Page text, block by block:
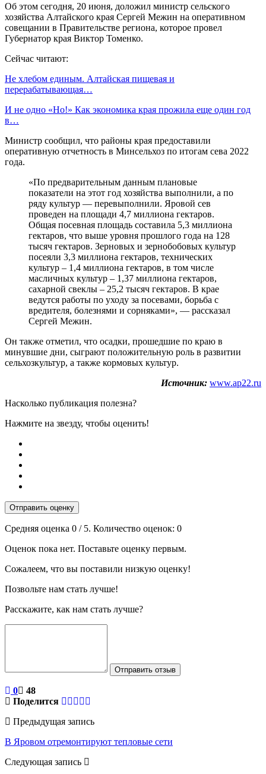
Об этом сегодня, 20 июня, доложил министр сельского
хозяйства Алтайского края Сергей Межин на оперативном
совещании в Правительстве региона, которое провел
Губернатор края Виктор Томенко.
Сейчас читают:
Не хлебом единым. Алтайская пищевая и
перерабатывающая…
И не одно «Но!» Как экономика края прожила еще один год
в…
Министр сообщил, что районы края предоставили
оперативную отчетность в Минсельхоз по итогам сева 2022
года.
«По предварительным данным плановые
показатели на этот год хозяйства выполнили, а по
ряду культур — перевыполнили. Яровой сев
проведен на площади 4,7 миллиона гектаров.
Общая посевная площадь составила 5,3 миллиона
гектаров, что выше уровня прошлого года на 128
тысяч гектаров. Зерновых и зернобобовых культур
посеяли 3,3 миллиона гектаров, технических
культур – 1,4 миллиона гектаров, в том числе
масличных культур – 1,37 миллиона гектаров,
сахарной свеклы – 25,2 тысяч гектаров. В крае
ведутся работы по уходу за посевами, борьба с
вредителя, болезнями и сорняками», — рассказал
Сергей Межин.
Он также отметил, что осадки, прошедшие по краю в
минувшие дни, сыграют положительную роль в развитии
сельхозкультур, а также кормовых культур.
Источник: www.ap22.ru
Насколько публикация полезна?
Нажмите на звезду, чтобы оценить!
Отправить оценку
Средняя оценка 0 / 5. Количество оценок: 0
Оценок пока нет. Поставьте оценку первым.
Сожалеем, что вы поставили низкую оценку!
Позвольте нам стать лучше!
Расскажите, как нам стать лучше?
Отправить отзыв
0
48
Поделится
Предыдущая запись
В Яровом отремонтируют тепловые сети
Следующая запись